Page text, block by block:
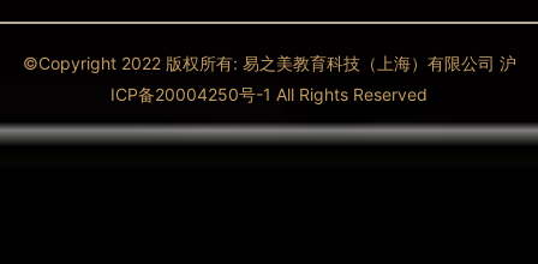
©Copyright 2022 版权所有: 易之美教育科技（上海）有限公司 沪
ICP备20004250号-1 All Rights Reserved